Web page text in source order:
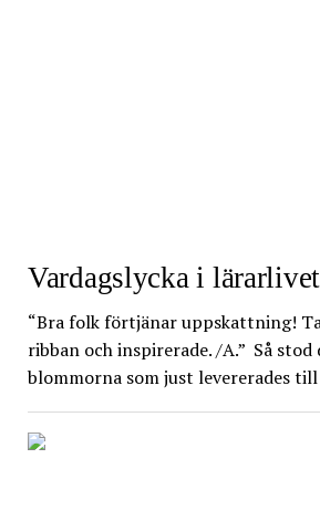
Vardagslycka i lärarlivet
“Bra folk förtjänar uppskattning!
ribban och inspirerade. /A.” Så
blommorna som just levererades